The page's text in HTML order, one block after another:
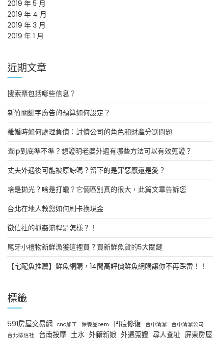
2019 年 5 月
2019 年 4 月
2019 年 3 月
2019 年 1 月
近期文章
搜索票包括哪些信息？
新竹關鍵字廣告的預算如何設定？
離婚時如何處理負債：討債公司的角色和財產分割問題
查ip到底準不準？想證明老婆外遇有哪些方法可以有效蒐證？
丈夫外遇後可能被原諒嗎？留下的是罪惡感還是愛？
啥是拋光？啥是打蠟？它倆區別真的很大，此篇文章告訴您
台北在地人教您如何刷卡換現金
徵信社的抓姦流程是怎樣？！
尾牙小禮物新鮮漁獲這裡買？買新鮮魚貨的5大關鍵
【宅配魚推薦】鮮魚網購，14間高評價鮮魚網購讓你不再踩雷！！
標籤
591房屋交易網 cnc加工 保養品oem 凹痕修復 台中清潔
台中清潔公司
台北徵信社
台南按摩 土水 外籍新娘 外遇蒐證 尋人查址 屏東房屋